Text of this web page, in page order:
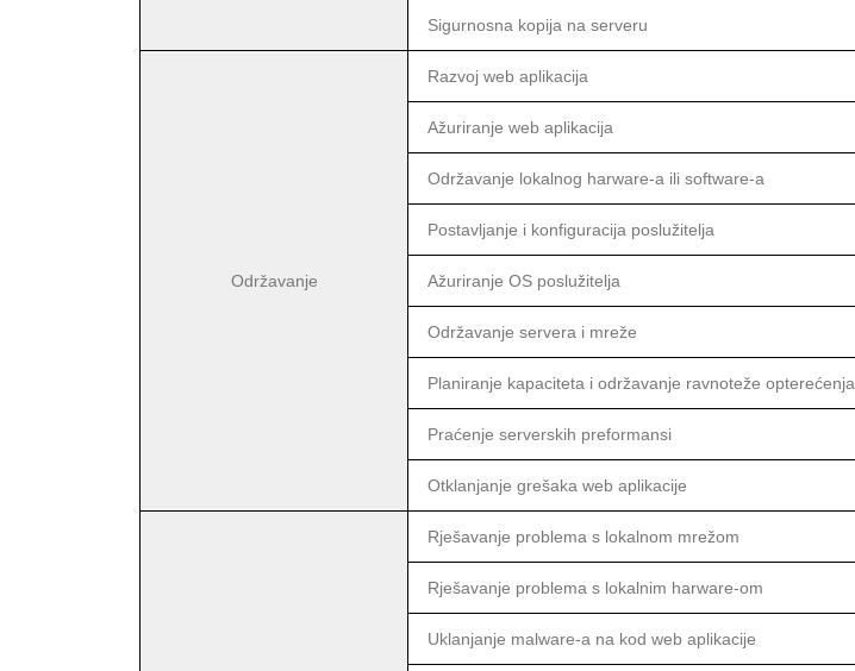
Sigurnosna kopija na serveru
Održavanje
Razvoj web aplikacija
Ažuriranje web aplikacija
Održavanje lokalnog harware-a ili software-a
Postavljanje i konfiguracija poslužitelja
Ažuriranje OS poslužitelja
Održavanje servera i mreže
Planiranje kapaciteta i održavanje ravnoteže opterećenja
Praćenje serverskih preformansi
Otklanjanje grešaka web aplikacije
Rješavanje problema s lokalnom mrežom
Rješavanje problema s lokalnim harware-om
Uklanjanje malware-a na kod web aplikacije